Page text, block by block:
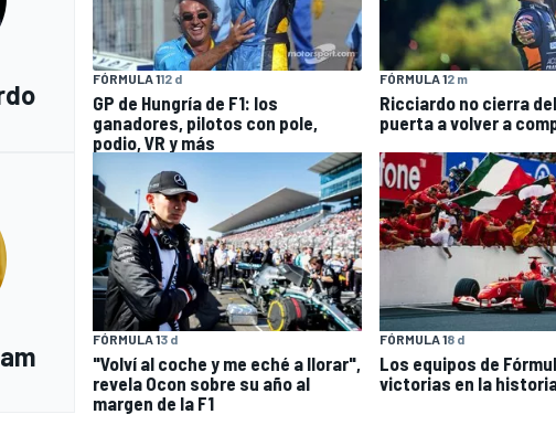
FÓRMULA 112 d
GP de Hungría de F1: los
ganadores, pilotos con pole,
podio, VR y más
FÓRMULA 12 m
Ricciardo no cierra
puerta a volver a
FÓRMULA 13 d
"Volví al coche y me eché a llorar",
revela Ocon sobre su año al
margen de la F1
FÓRMULA 18 d
Los equipos de
victorias en la